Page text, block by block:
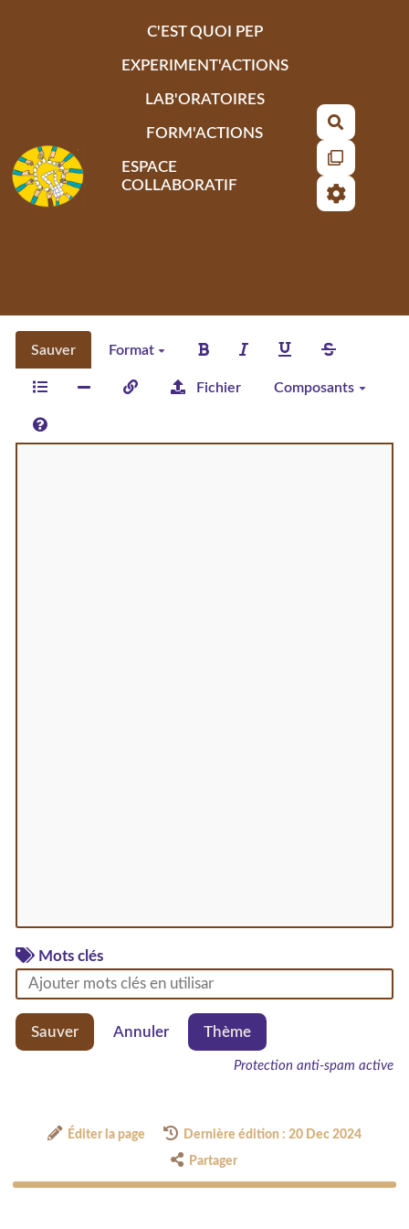
C'EST QUOI PEP
EXPERIMENT'ACTIONS
LAB'ORATOIRES
FORM'ACTIONS
ESPACE
COLLABORATIF
Sauver Format
Fichier Composants
Mots clés
Sauver Annuler Thème
Protection anti-spam active
Éditer la page Dernière édition : 20 Dec 2024
Partager